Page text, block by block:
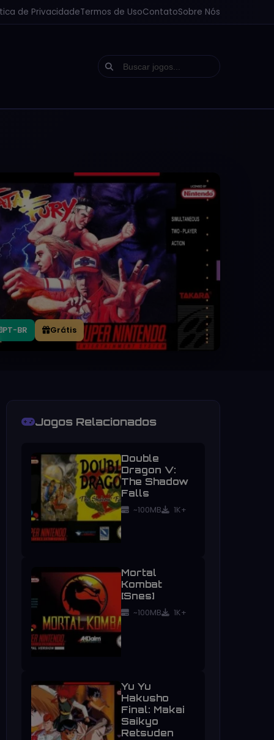
de PrivacidadeTermos de UsoContatoSobre Nós
PT-BR Grátis
Jogos Relacionados
Double
Dragon V:
The Shadow
Falls
~100MB 1K+
Mortal
Kombat
[Snes]
~100MB 1K+
Yu Yu
Hakusho
Final: Makai
Saikyo
Retsuden